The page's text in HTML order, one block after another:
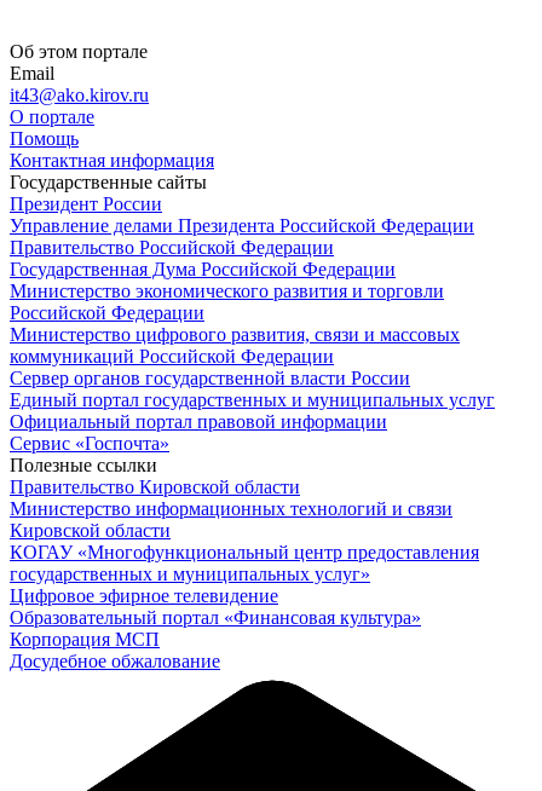
Об этом портале
Email
it43@ako.kirov.ru
О портале
Помощь
Контактная информация
Государственные сайты
Президент России
Управление делами Президента Российской Федерации
Правительство Российской Федерации
Государственная Дума Российской Федерации
Министерство экономического развития и торговли
Российской Федерации
Министерство цифрового развития, связи и массовых
коммуникаций Российской Федерации
Сервер органов государственной власти России
Единый портал государственных и муниципальных услуг
Официальный портал правовой информации
Cервис «Госпочта»
Полезные ссылки
Правительство Кировской области
Министерство информационных технологий и связи
Кировской области
КОГАУ «Многофункциональный центр предоставления
государственных и муниципальных услуг»
Цифровое эфирное телевидение
Образовательный портал «Финансовая культура»
Корпорация МСП
Досудебное обжалование